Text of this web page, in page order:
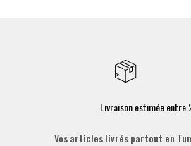
Livraison estimée entre
Vos articles livrés partout en